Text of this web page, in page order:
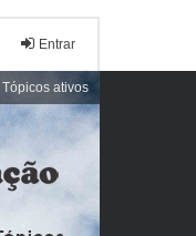
Entrar
Tópicos ativos